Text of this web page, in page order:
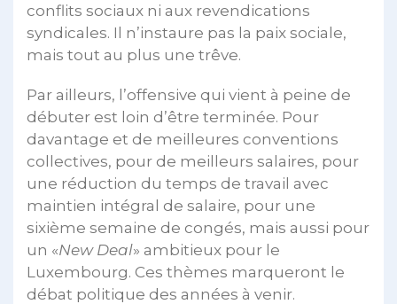
conflits sociaux ni aux revendications
syndicales. Il n’instaure pas la paix sociale,
mais tout au plus une trêve.
Par ailleurs, l’offensive qui vient à peine de
débuter est loin d’être terminée. Pour
davantage et de meilleures conventions
collectives, pour de meilleurs salaires, pour
une réduction du temps de travail avec
maintien intégral de salaire, pour une
sixième semaine de congés, mais aussi pour
un «New Deal» ambitieux pour le
Luxembourg. Ces thèmes marqueront le
débat politique des années à venir.